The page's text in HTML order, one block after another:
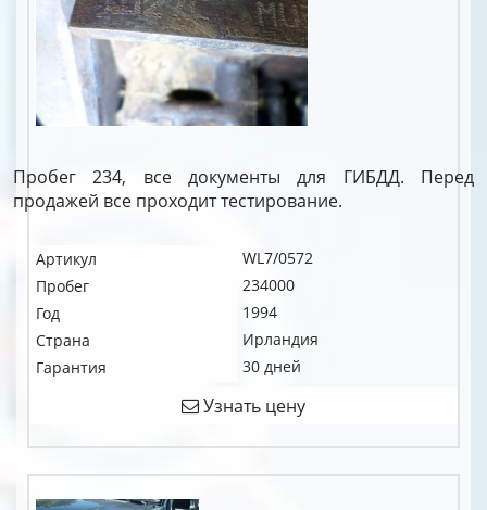
Пробег 234, все документы для ГИБДД. Перед
продажей все проходит тестирование.
Артикул
WL7/0572
Пробег
234000
Год
1994
Страна
Ирландия
Гарантия
30 дней
Узнать цену